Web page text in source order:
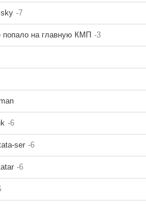
-7
попало на главную КМП -3
-6
ser -6
-6